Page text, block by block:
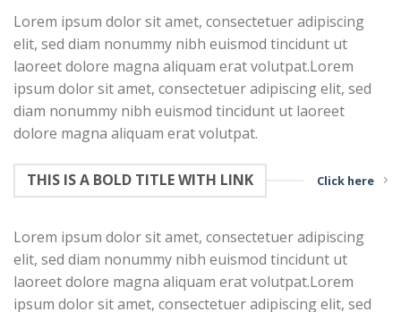
Lorem ipsum dolor sit amet, consectetuer adipiscing
elit, sed diam nonummy nibh euismod tincidunt ut
laoreet dolore magna aliquam erat volutpat.Lorem
ipsum dolor sit amet, consectetuer adipiscing elit, sed
diam nonummy nibh euismod tincidunt ut laoreet
dolore magna aliquam erat volutpat.
THIS IS A BOLD TITLE WITH LINK Click here
Lorem ipsum dolor sit amet, consectetuer adipiscing
elit, sed diam nonummy nibh euismod tincidunt ut
laoreet dolore magna aliquam erat volutpat.Lorem
ipsum dolor sit amet, consectetuer adipiscing elit, sed